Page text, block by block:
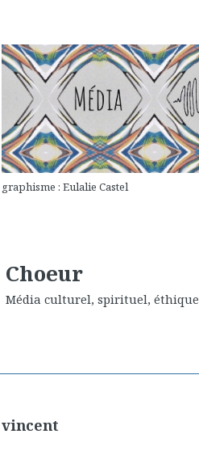
graphisme : Eulalie Castel
Choeur
Média culturel, spirituel, éthique
vincent